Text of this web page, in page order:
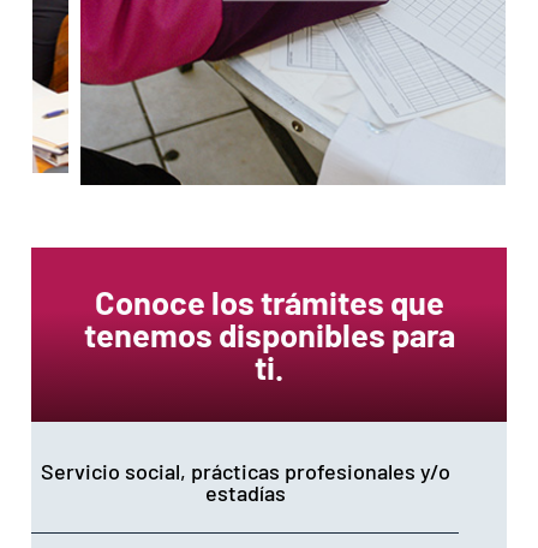
Conoce los programas sociales
que tenemos para ayudarte,
desde salud hasta educación.
Ver Página
Conoce los trámites que
tenemos disponibles para
ti.
Servicio social, prácticas profesionales y/o
estadías